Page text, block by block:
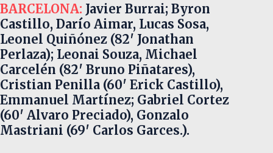
BARCELONA: Javier Burrai; Byron
Castillo, Darío Aimar, Lucas Sosa,
Leonel Quiñónez (82′ Jonathan
Perlaza); Leonai Souza, Michael
Carcelén (82′ Bruno Piñatares),
Cristian Penilla (60′ Erick Castillo),
Emmanuel Martínez; Gabriel Cortez
(60′ Alvaro Preciado), Gonzalo
Mastriani (69′ Carlos Garces.).